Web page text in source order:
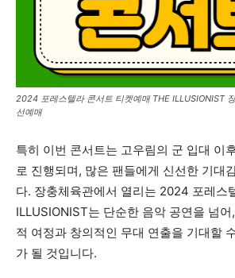
2024 포레스텔라 콘서트 티켓예매 THE ILLUSIONIST
선예매
특히 이번 콘서트는 고우림의 군 입대 이
로 진행되며, 많은 팬들에게 신선한 기대
다. 장충체육관에서 열리는 2024 포레스
ILLUSIONIST는 단순한 음악 공연을 넘
적 여정과 창의적인 무대 연출을 기대할
가 될 것입니다.